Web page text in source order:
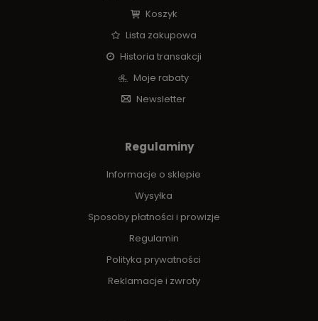
Koszyk
Lista zakupowa
Historia transakcji
Moje rabaty
Newsletter
Regulaminy
Informacje o sklepie
Wysyłka
Sposoby płatności i prowizje
Regulamin
Polityka prywatności
Reklamacje i zwroty